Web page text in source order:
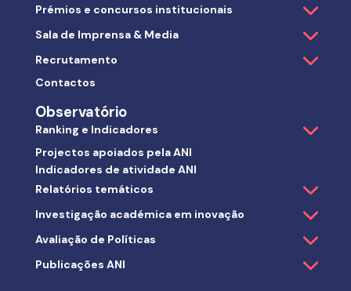
Prémios e concursos institucionais
Sala de Imprensa & Media
Recrutamento
Contactos
Observatório
Ranking e Indicadores
Projectos apoiados pela ANI
Indicadores de atividade ANI
Relatórios temáticos
Investigação académica em inovação
Avaliação de Políticas
Publicações ANI